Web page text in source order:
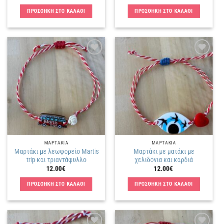
ΠΡΟΣΘΗΚΗ ΣΤΟ ΚΑΛΑΘΙ ΠΡΟΣΘΗΚΗ ΣΤΟ ΚΑΛΑΘΙ
Πρόσθήκη
στην
λίστα
επιθυμιών
ΜΑΡΤΑΚΙΑ
Μαρτάκι με λεωφορείο Martis
trip και τριαντάφυλλο
12.00€
ΠΡΟΣΘΗΚΗ ΣΤΟ ΚΑΛΑΘΙ
Πρόσθήκη
στην
λίστα
επιθυμιών
ΜΑΡΤΑΚΙΑ
Μαρτάκι με ματάκι με
χελιδόνια και καρδιά
12.00€
ΠΡΟΣΘΗΚΗ ΣΤΟ ΚΑΛΑΘΙ